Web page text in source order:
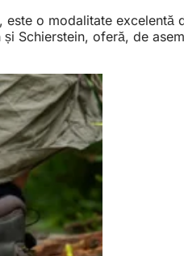
o modalitate
Schierstein, oferă, de